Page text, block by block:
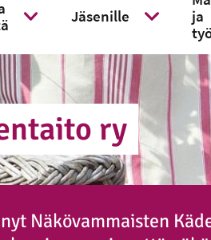
Jäsenille
Näytä
ja
ry
Näkövammaisten